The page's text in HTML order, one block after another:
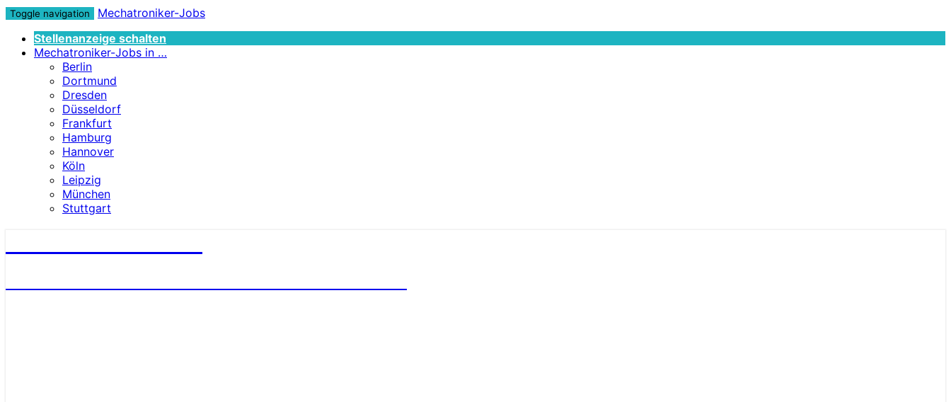
Toggle navigation
Mechatroniker-Jobs
Stellenanzeige schalten
Mechatroniker-Jobs in …
Berlin
Dortmund
Dresden
Düsseldorf
Frankfurt
Hamburg
Hannover
Köln
Leipzig
München
Stuttgart